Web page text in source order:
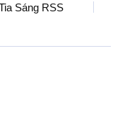
Sáng RSS